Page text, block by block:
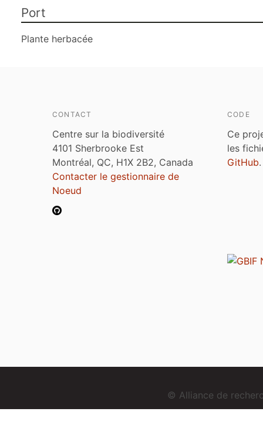
Port
Plante herbacée
CONTACT
Centre sur la biodiversité
4101 Sherbrooke Est
Montréal, QC, H1X 2B2, Canada
Contacter le gestionnaire de
Noeud
CODE
Ce
les
GitHub.
© Alliance de